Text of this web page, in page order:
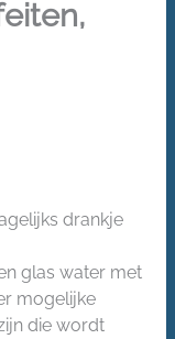
drankje
glas water met
mogelijke
die wordt